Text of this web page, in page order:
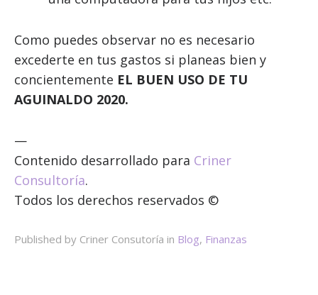
Como puedes observar no es necesario
excederte en tus gastos si planeas bien y
concientemente EL BUEN USO DE TU
AGUINALDO 2020.
—
Contenido desarrollado para Criner
Consultoría.
Todos los derechos reservados ©
Published by Criner Consutoría in Blog, Finanzas